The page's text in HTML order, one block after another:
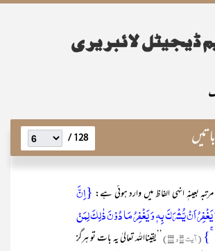
128 /
بعینہٖ انہی الفاظ میں وارد ہوئی ہے: {اِنَّ
یَغۡفِرُ اَنۡ یُّشۡرَکَ بِہٖ وَ یَغۡفِرُ مَا دُوۡنَ ذٰلِکَ لِمَنۡ
ۚ}(آیت ۴۸ و ۱۱۶)
’’یقینااللہ تعالیٰ یہ بات تو ہرگز